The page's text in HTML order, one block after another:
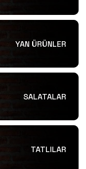
YAN ÜRÜNLER
SALATALAR
TATLILAR